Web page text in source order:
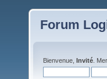
Forum
Bienvenue, Invité .